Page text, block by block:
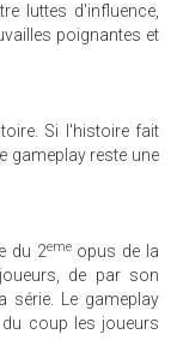
luttes d'influence,
poignantes et
Si l'histoire fait
gameplay reste une
du 2emeopus de la
de par son
série. Le gameplay
coup les joueurs